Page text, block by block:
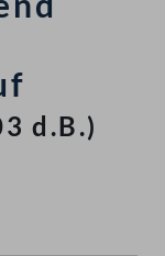
d.B.)